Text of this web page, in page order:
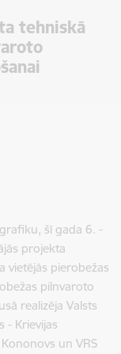
tehniskā
šī gada 6. -
projekta
vietējās pierobežas
pilnvaroto
realizēja Valsts
- Krievijas
un VRS